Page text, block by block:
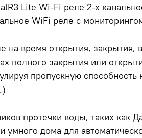
Lite Wi-Fi реле 2-х
WiFi реле с
на время открытия,
полного закрытия или
пропускную способность
протечки воды, таких как
умного дома для